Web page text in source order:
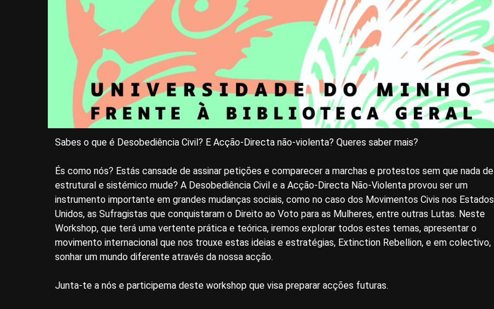
Sabes o que é Desobediência Civil? E Acção-Directa não-violenta? Queres saber mais?
És como nós? Estás cansade de assinar petições e comparecer a marchas e protestos sem que nada de
estrutural e sistémico mude? A Desobediência Civil e a Acção-Directa Não-Violenta provou ser um
instrumento importante em grandes mudanças sociais, como no caso dos Movimentos Civis nos Estados
Unidos, as Sufragistas que conquistaram o Direito ao Voto para as Mulheres, entre outras Lutas. Neste
Workshop, que terá uma vertente prática e teórica, iremos explorar todos estes temas, apresentar o
movimento internacional que nos trouxe estas ideias e estratégias, Extinction Rebellion, e em colectivo,
sonhar um mundo diferente através da nossa acção.
Junta-te a nós e participema deste workshop que visa preparar acções futuras.